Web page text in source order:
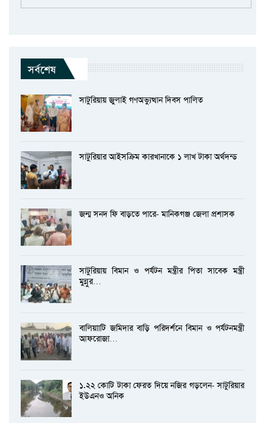
সর্বশেষ
সাটুরিয়ায় জুলাই গণঅভ্যুত্থান দিবস পালিত
সাটুরিয়ার আইসক্রিম কারখানাকে ১ লাখ টাকা অর্থদন্ড
জন্ম সনদ ফি বাড়তে পারে- মানিকগঞ্জ জেলা প্রশাসক
সাটুরিয়ায় বিমান ও পর্যটন মন্ত্রীর পিতা সাবেক মন্ত্রী
মুন্নুর…
বালিয়াাটি জমিদার বাড়ি পরিদর্শনে বিমান ও পর্যটনমন্ত্রী
আফরোজা…
১.২২ কোটি টাকা ফেরত দিয়ে নজির গড়লেন- সাটুরিয়ার
ইউএনও অনিক